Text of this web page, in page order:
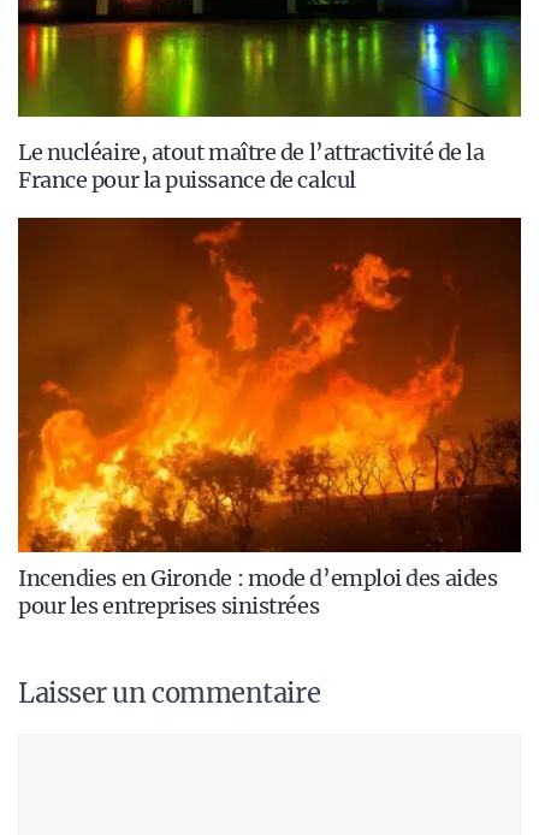
Le nucléaire, atout maître de l’attractivité de la
France pour la puissance de calcul
Incendies en Gironde : mode d’emploi des aides
pour les entreprises sinistrées
Laisser un commentaire